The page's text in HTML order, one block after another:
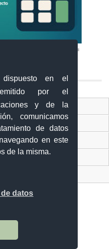
en el
por el
y de la
comunicamos
de datos
en este
de la misma.
datos
Virtual
Exterior
Abierto
Aguirre
Ecuador